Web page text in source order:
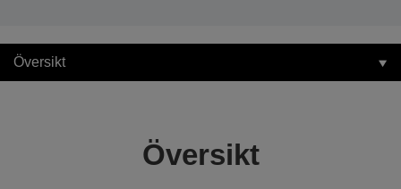
Översikt
Översikt